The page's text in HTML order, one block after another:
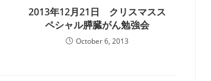
2013年12月21日 クリスマスス
ペシャル膵臓がん勉強会
October 6, 2013